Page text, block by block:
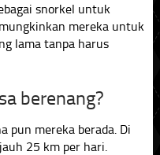
snorkel untuk
mereka untuk
lama tanpa harus
berenang?
pun mereka berada. Di
25 km per hari.